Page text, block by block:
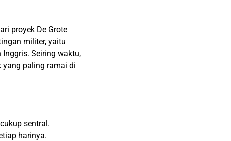
proyek De Grote
militer, yaitu
Seiring waktu,
paling ramai di
sentral.
harinya.